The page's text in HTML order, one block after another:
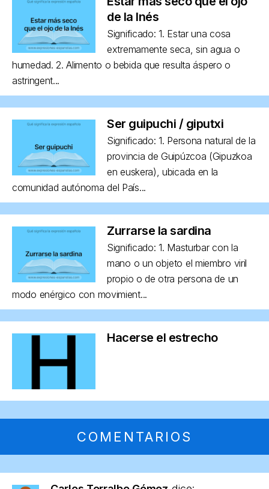
de la Inés
Significado: 1. Estar una cosa
extremamente seca, sin agua o
humedad. 2. Alimento o bebida que resulta áspero o
astringent...
Ser guipuchi / giputxi
Significado: 1. Persona natural de la
provincia de Guipúzcoa (Gipuzkoa
en euskera), ubicada en la
comunidad autónoma del País...
Zurrarse la sardina
Significado: 1. Masturbar con la
mano o un objeto el miembro viril
propio o de otra persona de un
modo enérgico con movimient...
Hacerse el estrecho
COMENTARIOS